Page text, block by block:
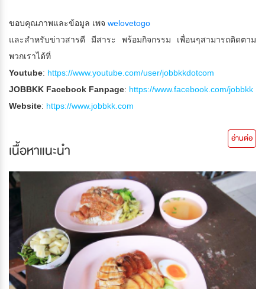
ขอบคุณภาพและข้อมูล เพจ welovetogo
และสำหรับข่าวสารดี มีสาระ พร้อมกิจกรรม เพื่อนๆสามารถติดตาม
พวกเราได้ที่
Youtube: https://www.youtube.com/user/jobbkkdotcom
JOBBKK Facebook Fanpage: https://www.facebook.com/jobbkk
Website: https://www.jobbkk.com
เนื้อหาแนะนำ
อ่านต่อ